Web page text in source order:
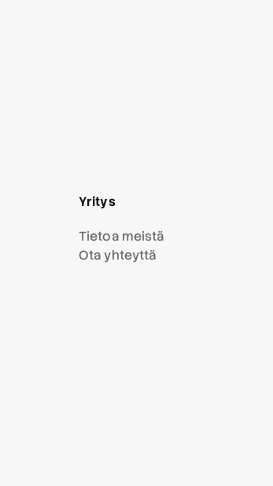
Yritys
Tietoa meistä
Ota yhteyttä